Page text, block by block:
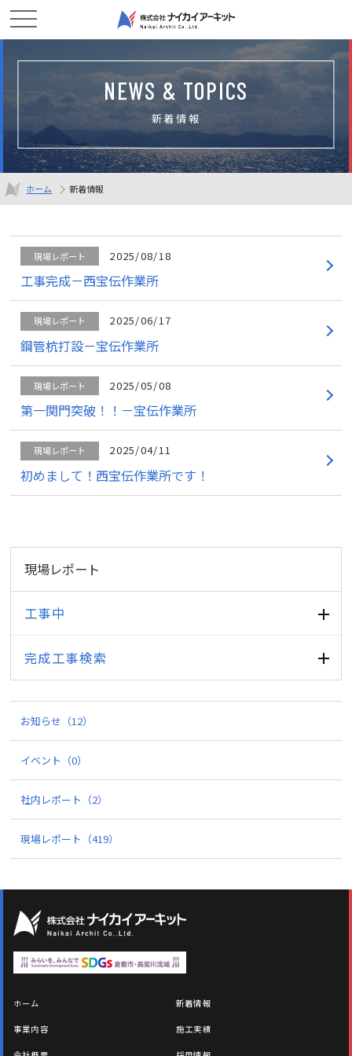
NEWS & TOPICS
新着情報
ホーム 新着情報
現場レポート 2025/08/18
工事完成－西宝伝作業所
現場レポート 2025/06/17
鋼管杭打設－宝伝作業所
現場レポート 2025/05/08
第一関門突破！！－宝伝作業所
現場レポート 2025/04/11
初めまして！西宝伝作業所です！
現場レポート
工事中
完成工事検索
お知らせ （12）
イベント （0）
社内レポート （2）
現場レポート （419）
ホーム 新着情報
事業内容 施工実績